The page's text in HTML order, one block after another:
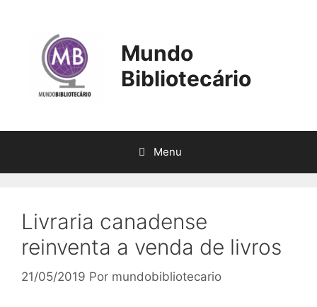
conteúdo
Mundo
Bibliotecário
Menu
Livraria canadense
reinventa a venda de livros
21/05/2019 Por mundobibliotecario